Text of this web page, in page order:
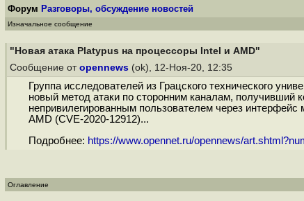
Форум Разговоры, обсуждение новостей
Изначальное сообщение
"Новая атака Platypus на процессоры Intel и AMD"
Сообщение от opennews (ok), 12-Ноя-20, 12:35
Группа исследователей из Грацского технического
новый метод атаки по сторонним каналам, получивший
непривилегированным пользователем через
AMD (CVE-2020-12912)...
Подробнее: https://www.opennet.ru/opennews/
Оглавление